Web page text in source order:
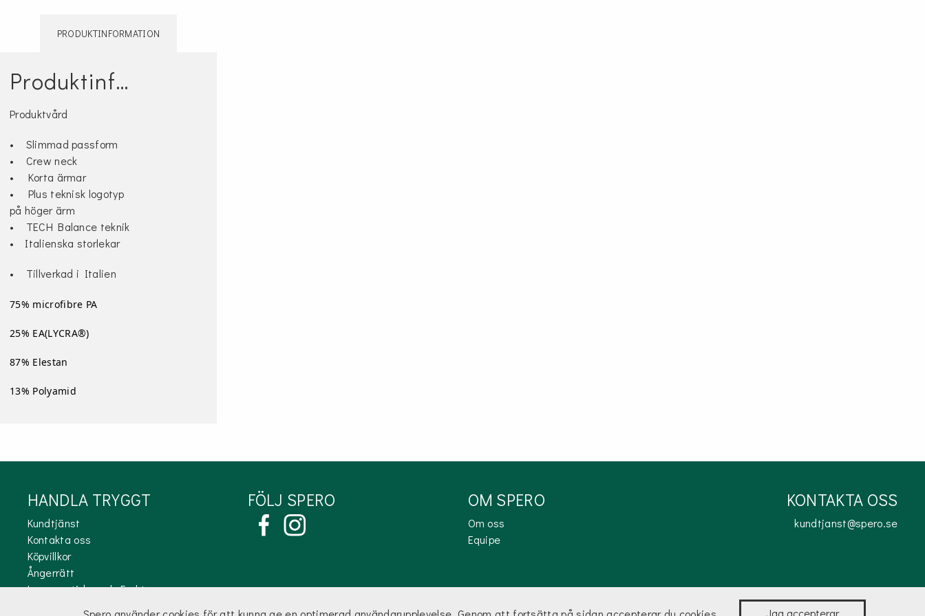
PRODUKTINFORMATION
Produktinformation
Produktvård
• Slimmad passform
• Crew neck
• Korta ärmar
• Plus teknisk logotyp
på höger ärm
• TECH Balance teknik
• Italienska storlekar
• Tillverkad i Italien
75% microfibre PA
25% EA(LYCRA®)
87% Elestan
13% Polyamid
HANDLA TRYGGT
Kundtjänst
Kontakta oss
Köpvillkor
Ångerrätt
Leveranstider och Frakt
FÖLJ SPERO OM SPERO
Om oss
Equipe
KONTAKTA OSS
kundtjanst@spero.se
Jag accepterar